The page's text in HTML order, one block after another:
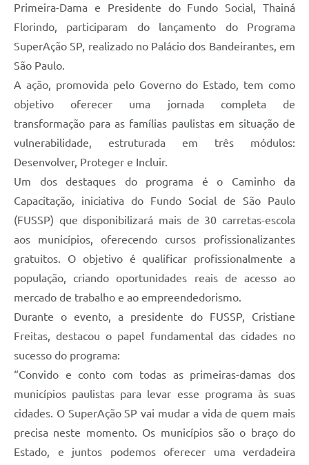
Primeira-Dama e Presidente do Fundo Social, Thainá
Florindo, participaram do lançamento do Programa
SuperAção SP, realizado no Palácio dos Bandeirantes, em
São Paulo.
A ação, promovida pelo Governo do Estado, tem como
objetivo oferecer uma jornada completa de
transformação para as famílias paulistas em situação de
vulnerabilidade, estruturada em três módulos:
Desenvolver, Proteger e Incluir.
Um dos destaques do programa é o Caminho da
Capacitação, iniciativa do Fundo Social de São Paulo
(FUSSP) que disponibilizará mais de 30 carretas-escola
aos municípios, oferecendo cursos profissionalizantes
gratuitos. O objetivo é qualificar profissionalmente a
população, criando oportunidades reais de acesso ao
mercado de trabalho e ao empreendedorismo.
Durante o evento, a presidente do FUSSP, Cristiane
Freitas, destacou o papel fundamental das cidades no
sucesso do programa:
“Convido e conto com todas as primeiras-damas dos
municípios paulistas para levar esse programa às suas
cidades. O SuperAção SP vai mudar a vida de quem mais
precisa neste momento. Os municípios são o braço do
Estado, e juntos podemos oferecer uma verdadeira